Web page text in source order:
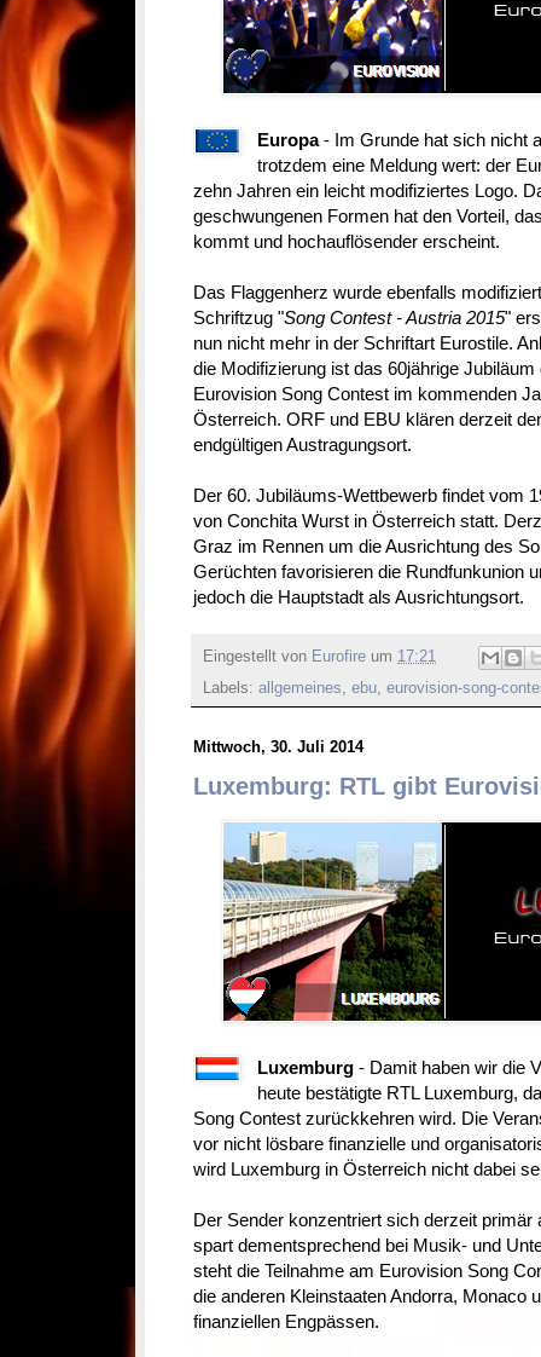
Europa- Im Grunde hat sich nicht
trotzdem eine Meldung wert: der
zehn Jahren ein leicht modifiziertes Logo.
geschwungenen Formen hat den Vorteil,
kommt und hochauflösender erscheint.
Das Flaggenherz wurde ebenfalls
Schriftzug "Song Contest - Austria 2015"
nun nicht mehr in der Schriftart Eurostile.
die Modifizierung ist das 60jährige Jubiläum
Eurovision Song Contest im kommenden
Österreich. ORF und EBU klären derzeit
endgültigen Austragungsort.
Der 60. Jubiläums-Wettbewerb findet vom
von Conchita Wurst in Österreich statt.
Graz im Rennen um die Ausrichtung des
Gerüchten favorisieren die Rundfunkunion
jedoch die Hauptstadt als Ausrichtungsort.
Eingestellt von Eurofire um 17:21
Labels: allgemeines, ebu, eurovision-song-
Mittwoch, 30. Juli 2014
Luxemburg: RTL gibt
Luxemburg - Damit haben wir die
heute bestätigte RTL Luxemburg,
Song Contest zurückkehren wird. Die
vor nicht lösbare finanzielle und
wird Luxemburg in Österreich nicht dabei
Der Sender konzentriert sich derzeit
spart dementsprechend bei Musik- und
steht die Teilnahme am Eurovision Song
die anderen Kleinstaaten Andorra, Monaco
finanziellen Engpässen.